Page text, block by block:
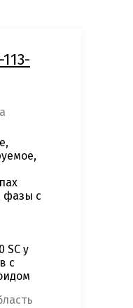
фазы с
SC у
с